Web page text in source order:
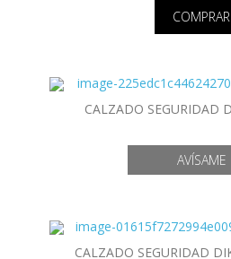
COMPRAR
CALZADO SEGURIDAD
CALZADO SEGURIDAD